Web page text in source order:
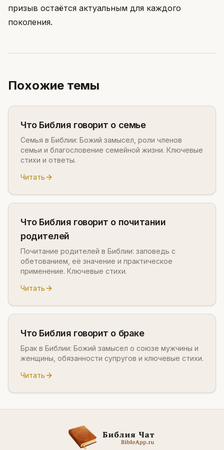
призыв остаётся актуальным для каждого
поколения.
Похожие темы
Что Библия говорит о семье
Семья в Библии: Божий замысел, роли членов
семьи и благословение семейной жизни. Ключевые
стихи и ответы.
Читать
Что Библия говорит о почитании
родителей
Почитание родителей в Библии: заповедь с
обетованием, её значение и практическое
применение. Ключевые стихи.
Читать
Что Библия говорит о браке
Брак в Библии: Божий замысел о союзе мужчины и
женщины, обязанности супругов и ключевые стихи.
Читать